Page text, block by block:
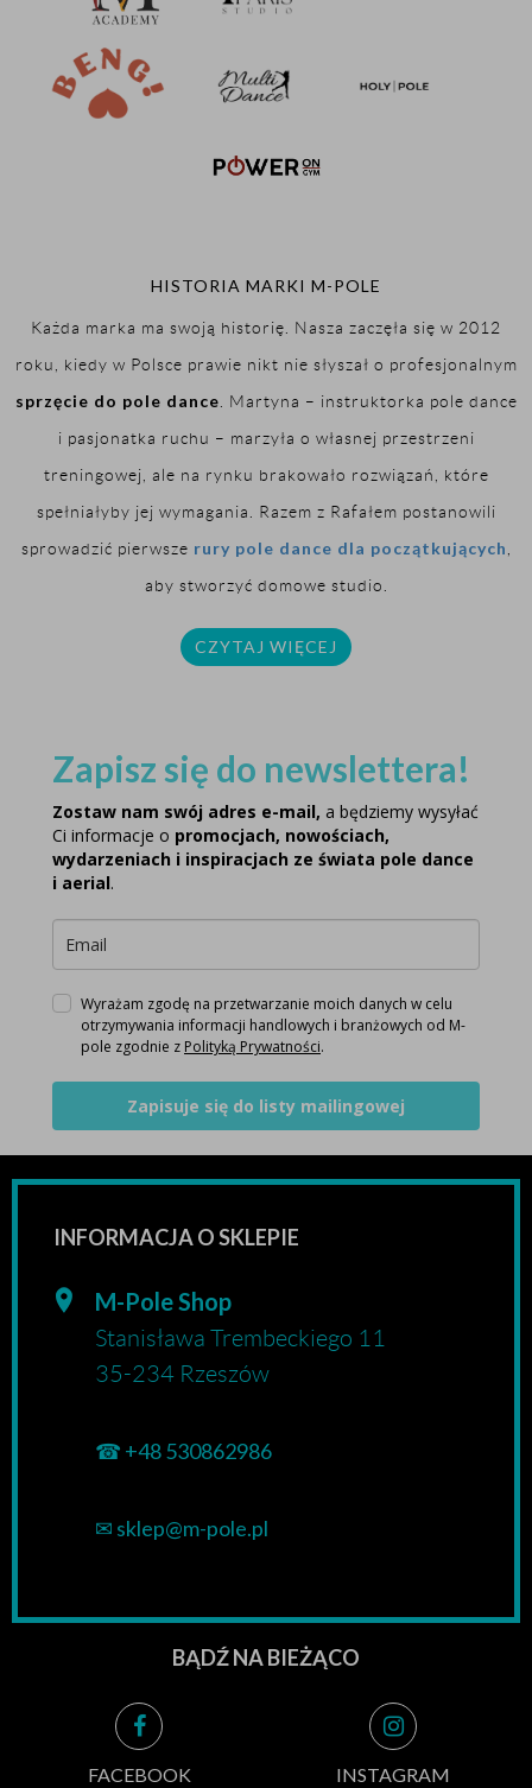
HISTORIA MARKI M-POLE
Każda marka ma swoją historię. Nasza zaczęła się w 2012
roku, kiedy w Polsce prawie nikt nie słyszał o profesjonalnym
sprzęcie do pole dance . Martyna – instruktorka pole dance
i pasjonatka ruchu – marzyła o własnej przestrzeni
treningowej, ale na rynku brakowało rozwiązań, które
spełniałyby jej wymagania. Razem z Rafałem postanowili
sprowadzić pierwsze rury pole dance dla początkujących
aby stworzyć domowe studio.
CZYTAJ WIĘCEJ
Zapisz się do newslettera!
Zostaw nam swój adres e-mail, a będziemy wysyłać
Ci informacje o promocjach, nowościach,
wydarzeniach i inspiracjach ze świata pole dance
i aerial.
Wyrażam zgodę na przetwarzanie moich danych w celu
otrzymywania informacji handlowych i branżowych od M-
pole zgodnie z Polityką Prywatności.
Zapisuje się do listy mailingowej
INFORMACJA O SKLEPIE
M-Pole Shop
Stanisława Trembeckiego 11
35-234 Rzeszów
☎ +48 530862986
✉ sklep@m-pole.pl
BĄDŹ NA BIEŻĄCO
FACEBOOK INSTAGRAM